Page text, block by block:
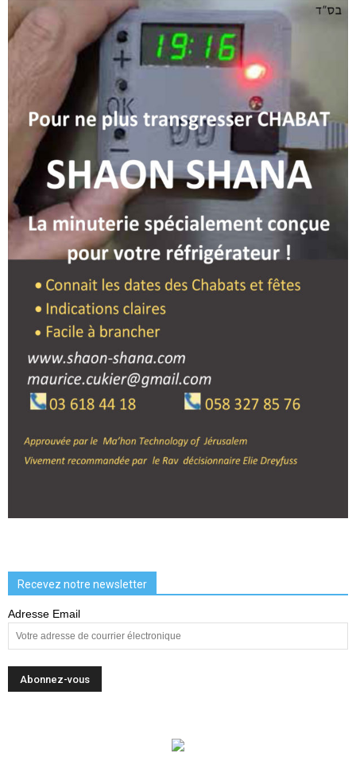
Recevez notre newsletter
Adresse Email